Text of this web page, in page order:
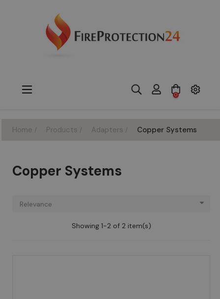
Toggle
navigation
☰ 0
Home Products Adapters Copper Systems
Copper Systems
Relevance
Showing 1-2 of 2 item(s)